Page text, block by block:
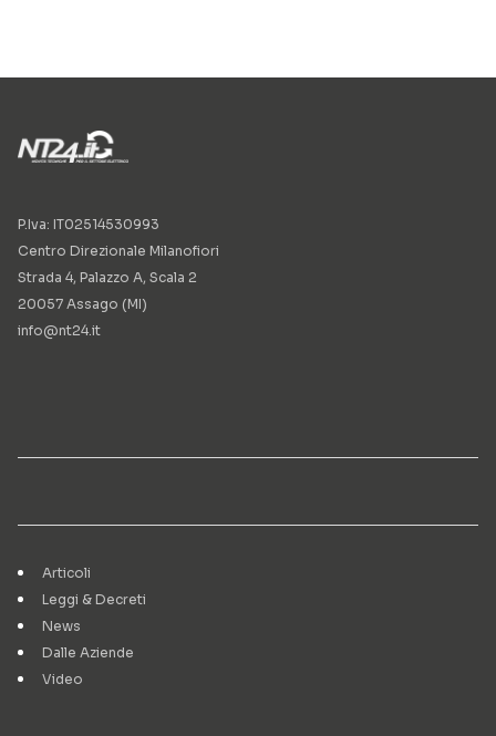
P.Iva: IT02514530993
Centro Direzionale Milanofiori
Strada 4, Palazzo A, Scala 2
20057 Assago (MI)
info@nt24.it
Articoli
Leggi & Decreti
News
Dalle Aziende
Video